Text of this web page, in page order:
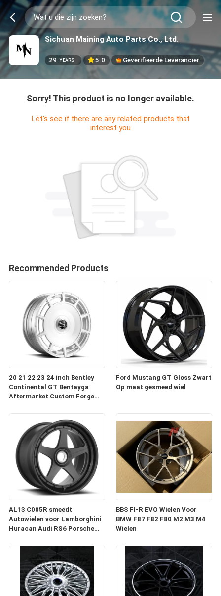
Sichuan Maining Auto Parts Co., Ltd.
29 YEARS 5.0 Geverifieerde Leverancier
Sorry! This product is no longer available.
Let's see if there are any related products that
interest you
Recommended Products
20 21 22 23 24 inch Bentley
Continental GT Bentayga
Aftermarket Custom Forge
Ford Mustang GT Gloss Zwart
Op maat gesmeed wiel
AL13 C005R smeedt
Autowielen voor Lamborghini
Huracan Audi RS6 Porsche
BBS FI-R EVO Wielen Voor
BMW F87 F82 F80 M2 M3 M4
Wielen